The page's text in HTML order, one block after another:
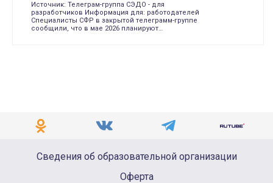
Источник: Телеграм-группа СЭДО - для
разработчиков Информация для: работодателей
Специалисты СФР в закрытой телеграмм-группе
сообщили, что в мае 2026 планируют…
Сведения об образовательной организации
Оферта